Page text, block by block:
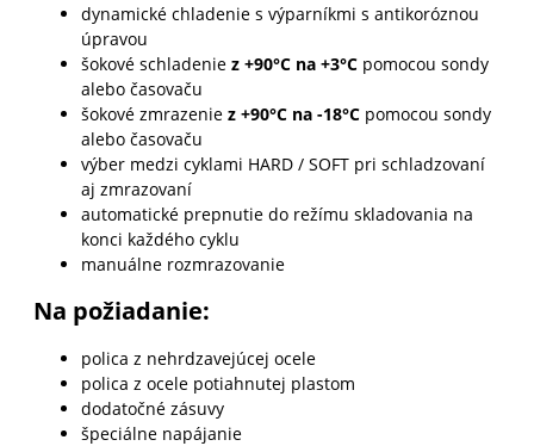
dynamické chladenie s výparníkmi s antikoróznou
úpravou
šokové schladenie z +90°C na +3°Cpomocou sondy
alebo časovaču
šokové zmrazenie z +90°C na -18°Cpomocou sondy
alebo časovaču
výber medzi cyklami HARD / SOFT pri schladzovaní
aj zmrazovaní
automatické prepnutie do režímu skladovania na
konci každého cyklu
manuálne rozmrazovanie
Na požiadanie:
polica z nehrdzavejúcej ocele
polica z ocele potiahnutej plastom
dodatočné zásuvy
špeciálne napájanie